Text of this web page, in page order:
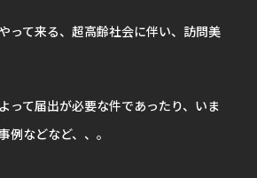
って来る、超高齢社会に伴い、訪問美
って届出が必要な件であったり、いま
例などなど、、。